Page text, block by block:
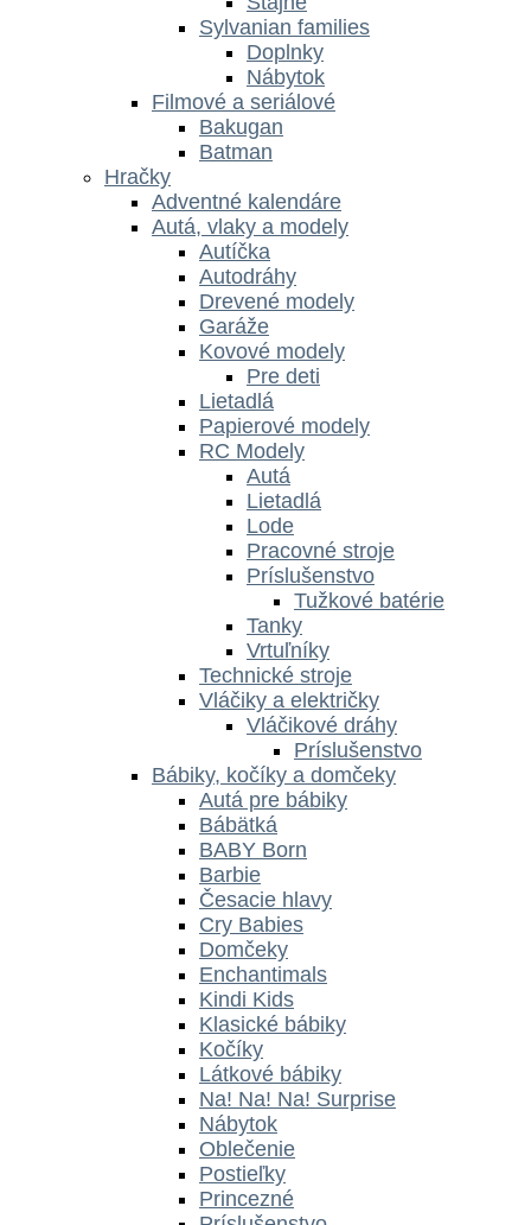
Sylvanian families
Doplnky
Nábytok
Filmové a seriálové
Bakugan
Batman
Hračky
Adventné kalendáre
Autá, vlaky a modely
Autíčka
Autodráhy
Drevené modely
Garáže
Kovové modely
Pre deti
Lietadlá
Papierové modely
RC Modely
Autá
Lietadlá
Lode
Pracovné stroje
Príslušenstvo
Tužkové batérie
Tanky
Vrtuľníky
Technické stroje
Vláčiky a električky
Vláčikové dráhy
Príslušenstvo
Bábiky, kočíky a domčeky
Autá pre bábiky
Bábätká
BABY Born
Barbie
Česacie hlavy
Cry Babies
Domčeky
Enchantimals
Kindi Kids
Klasické bábiky
Kočíky
Látkové bábiky
Na! Na! Na! Surprise
Nábytok
Oblečenie
Postieľky
Princezné